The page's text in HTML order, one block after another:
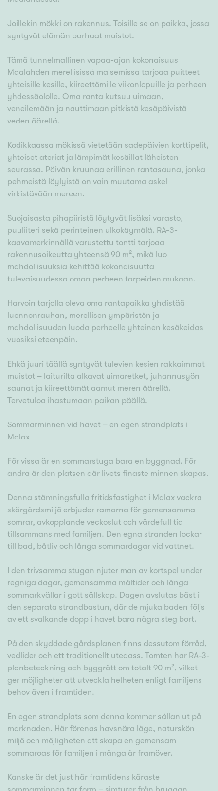
Joillekin mökki on rakennus. Toisille se on paikka, jossa
syntyvät elämän parhaat muistot.
Tämä tunnelmallinen vapaa-ajan kokonaisuus
Maalahden merellisissä maisemissa tarjoaa puitteet
yhteisille kesille, kiireettömille viikonlopuille ja perheen
yhdessäololle. Oma ranta kutsuu uimaan,
veneilemään ja nauttimaan pitkistä kesäpäivistä
veden äärellä.
Kodikkaassa mökissä vietetään sadepäivien korttipelit,
yhteiset ateriat ja lämpimät kesäillat läheisten
seurassa. Päivän kruunaa erillinen rantasauna, jonka
pehmeistä löylyistä on vain muutama askel
virkistävään mereen.
Suojaisasta pihapiiristä löytyvät lisäksi varasto,
puuliiteri sekä perinteinen ulkokäymälä. RA-3-
kaavamerkinnällä varustettu tontti tarjoaa
rakennusoikeutta yhteensä 90 m², mikä luo
mahdollisuuksia kehittää kokonaisuutta
tulevaisuudessa oman perheen tarpeiden mukaan.
Harvoin tarjolla oleva oma rantapaikka yhdistää
luonnonrauhan, merellisen ympäristön ja
mahdollisuuden luoda perheelle yhteinen kesäkeidas
vuosiksi eteenpäin.
Ehkä juuri täällä syntyvät tulevien kesien rakkaimmat
muistot – laiturilta alkavat uimaretket, juhannusyön
saunat ja kiireettömät aamut meren äärellä.
Tervetuloa ihastumaan paikan päällä.
Sommarminnen vid havet – en egen strandplats i
Malax
För vissa är en sommarstuga bara en byggnad. För
andra är den platsen där livets finaste minnen skapas.
Denna stämningsfulla fritidsfastighet i Malax vackra
skärgårdsmiljö erbjuder ramarna för gemensamma
somrar, avkopplande veckoslut och värdefull tid
tillsammans med familjen. Den egna stranden lockar
till bad, båtliv och långa sommardagar vid vattnet.
I den trivsamma stugan njuter man av kortspel under
regniga dagar, gemensamma måltider och långa
sommarkvällar i gott sällskap. Dagen avslutas bäst i
den separata strandbastun, där de mjuka baden följs
av ett svalkande dopp i havet bara några steg bort.
På den skyddade gårdsplanen finns dessutom förråd,
vedlider och ett traditionellt utedass. Tomten har RA-3-
planbeteckning och byggrätt om totalt 90 m², vilket
ger möjligheter att utveckla helheten enligt familjens
behov även i framtiden.
En egen strandplats som denna kommer sällan ut på
marknaden. Här förenas havsnära läge, naturskön
miljö och möjligheten att skapa en gemensam
sommaroas för familjen i många år framöver.
Kanske är det just här framtidens käraste